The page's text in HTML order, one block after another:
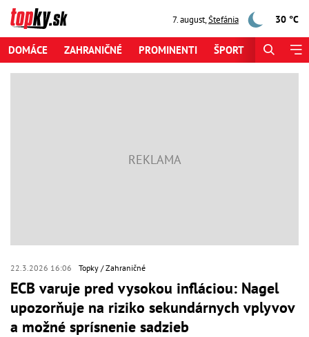
7. august,Štefánia 30 °C
DOMÁCE ZAHRANIČNÉ PROMINENTI ŠPORT
22.3.2026 16:06 Topky Zahraničné
ECB varuje pred vysokou infláciou: Nagel
upozorňuje na riziko sekundárnych vplyvov
a možné sprísnenie sadzieb